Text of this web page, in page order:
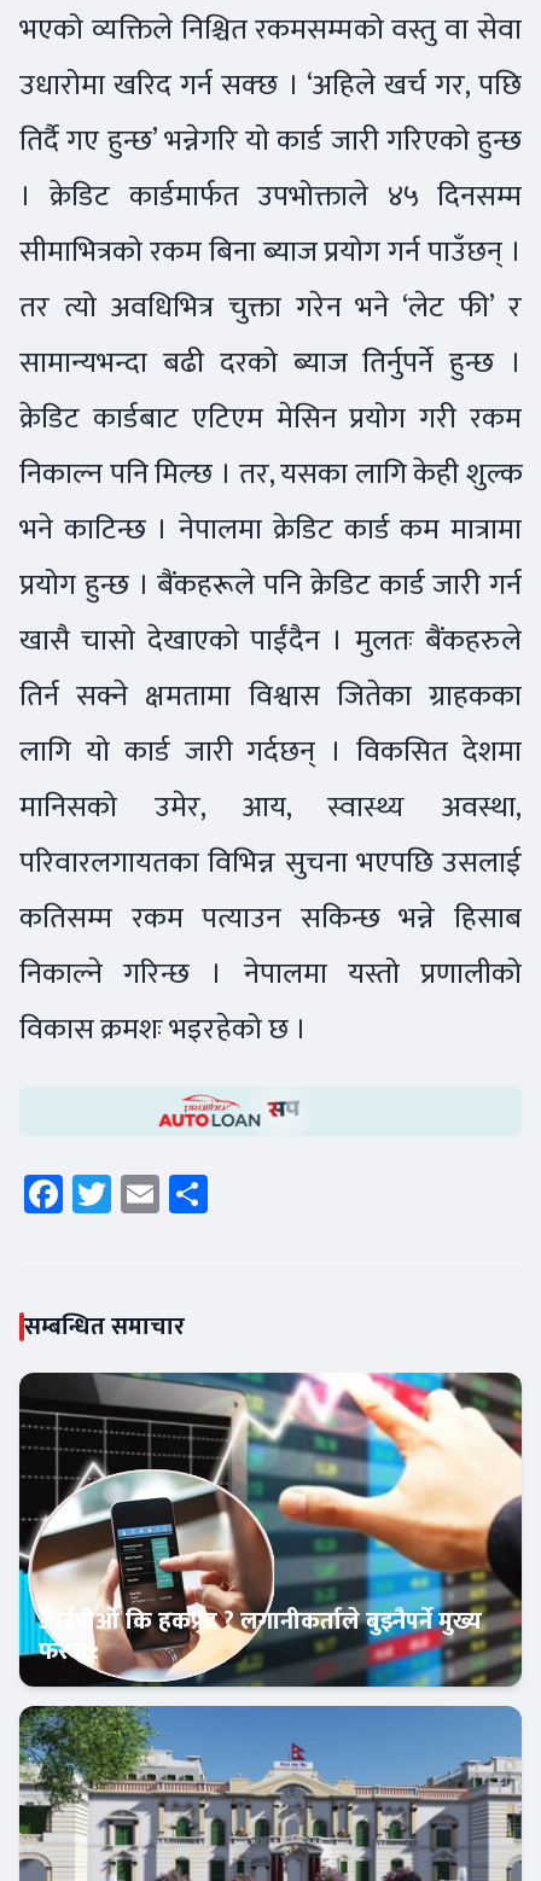
भएको व्यक्तिले निश्चित रकमसम्मको वस्तु वा सेवा
उधारोमा खरिद गर्न सक्छ । ‘अहिले खर्च गर, पछि
तिर्दै गए हुन्छ’ भन्नेगरि यो कार्ड जारी गरिएको हुन्छ
। क्रेडिट कार्डमार्फत उपभोक्ताले ४५ दिनसम्म
सीमाभित्रको रकम बिना ब्याज प्रयोग गर्न पाउँछन् ।
तर त्यो अवधिभित्र चुक्ता गरेन भने ‘लेट फी’ र
सामान्यभन्दा बढी दरको ब्याज तिर्नुपर्ने हुन्छ ।
क्रेडिट कार्डबाट एटिएम मेसिन प्रयोग गरी रकम
निकाल्न पनि मिल्छ । तर, यसका लागि केही शुल्क
भने काटिन्छ । नेपालमा क्रेडिट कार्ड कम मात्रामा
प्रयोग हुन्छ । बैंकहरूले पनि क्रेडिट कार्ड जारी गर्न
खासै चासो देखाएको पाईंदैन । मुलतः बैंकहरुले
तिर्न सक्ने क्षमतामा विश्वास जितेका ग्राहकका
लागि यो कार्ड जारी गर्दछन् । विकसित देशमा
मानिसको उमेर, आय, स्वास्थ्य अवस्था,
परिवारलगायतका विभिन्न सुचना भएपछि उसलाई
कतिसम्म रकम पत्याउन सकिन्छ भन्ने हिसाब
निकाल्ने गरिन्छ । नेपालमा यस्तो प्रणालीको
विकास क्रमशः भइरहेको छ ।
Facebook
Twitter
Email
सम्बन्धित समाचार
क्यापिटल मार्केट
आईपीओ कि हकप्रद ? लगानीकर्ताले बुझ्नैपर्ने मुख्य
फरक :